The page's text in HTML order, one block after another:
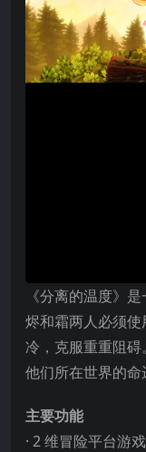
《分离的温度》
烬和霜两人必须
冷，克服重重阻
他们所在世界的命
主要功能
· 2 维冒险平台游